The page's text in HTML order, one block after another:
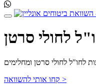
לחולי סרטן
קחו אותי להשוואה >